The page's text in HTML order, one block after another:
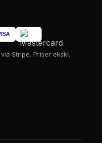
Stripe. Priser ekskl.